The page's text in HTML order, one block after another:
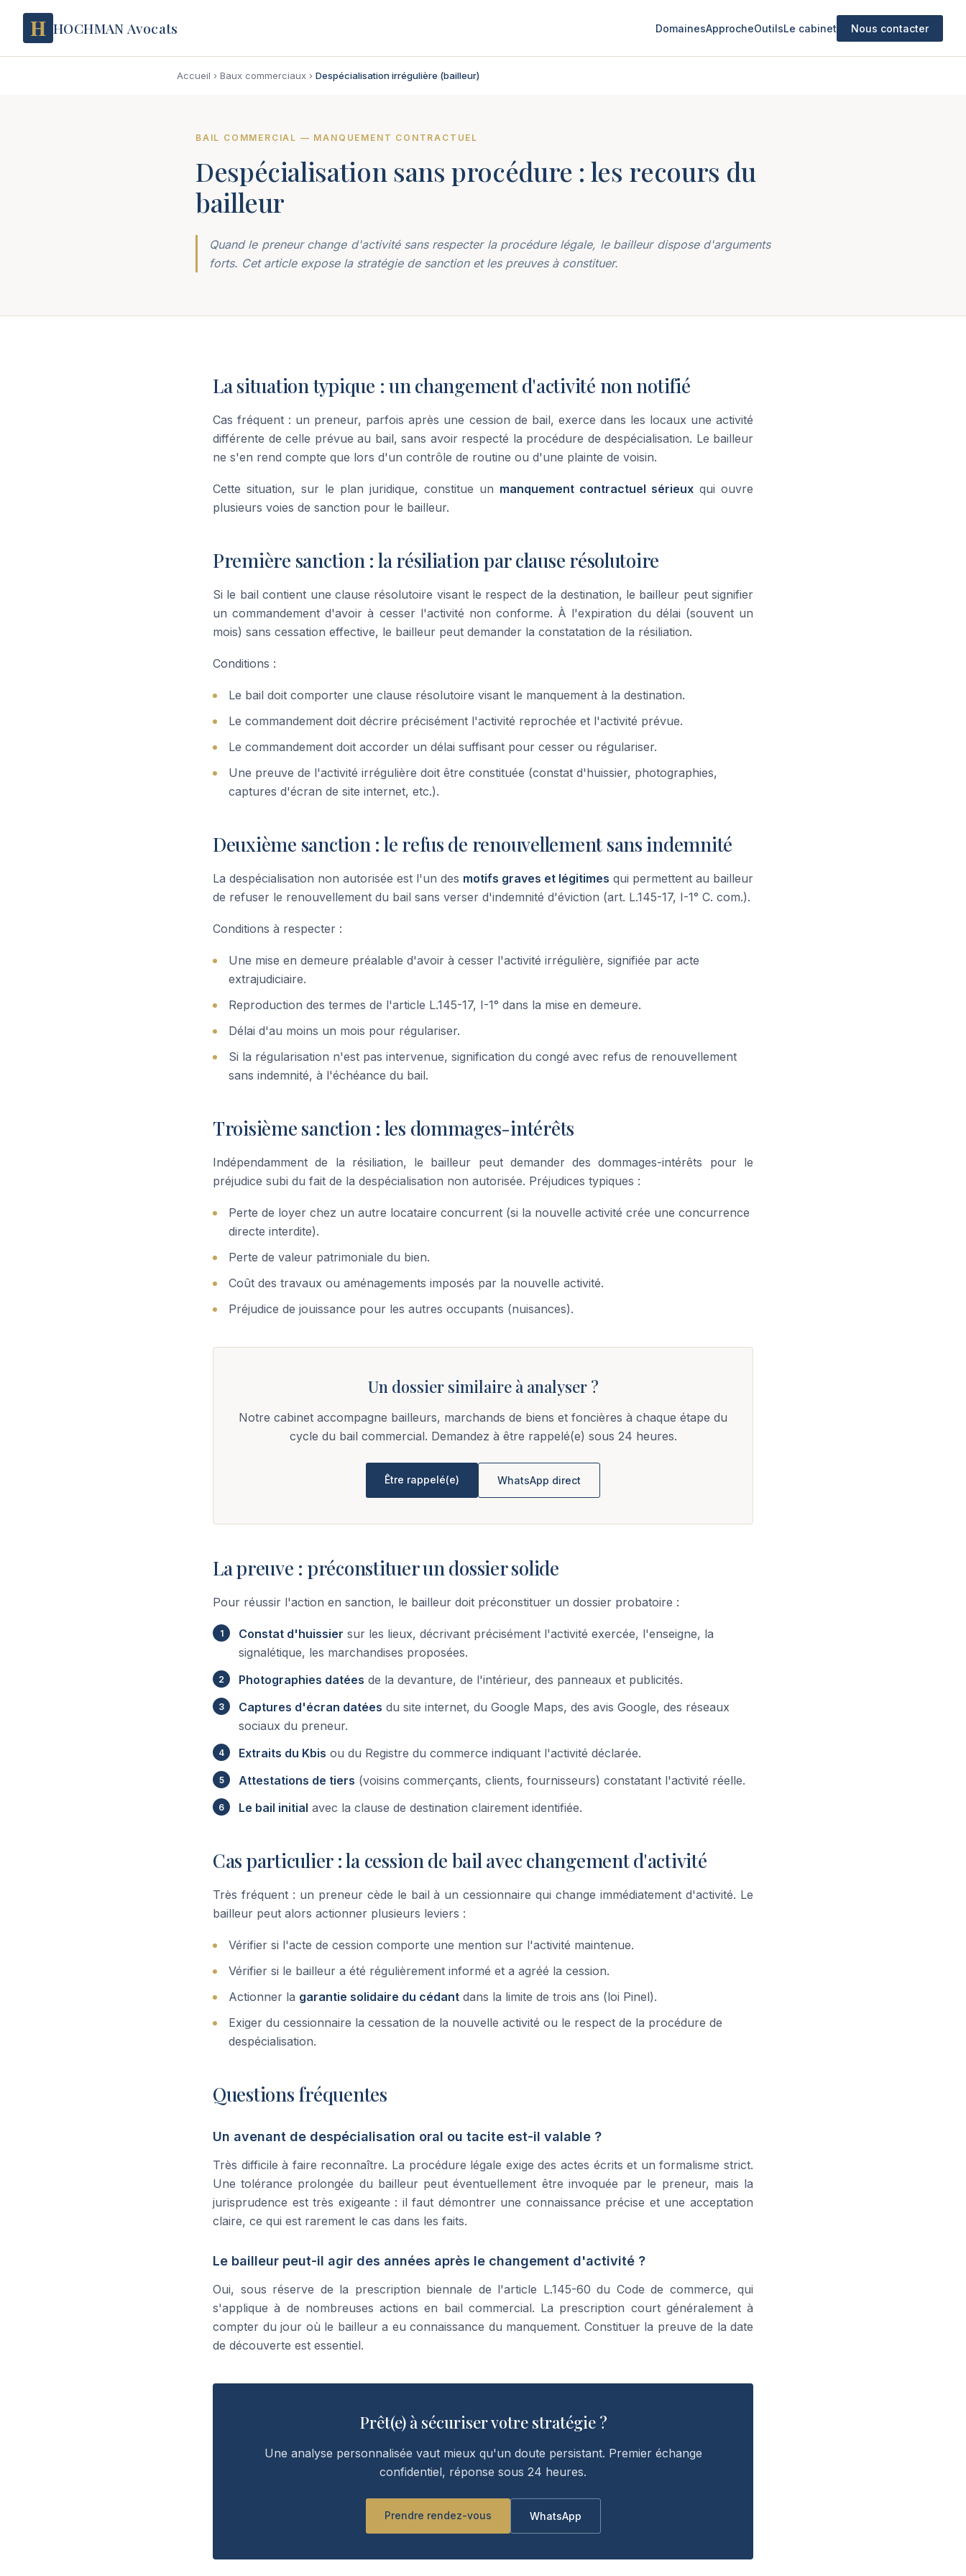
H HOCHMAN Avocats DomainesApprocheOutilsLe cabinet Nous contacter
Accueil › Baux commerciaux › Despécialisation irrégulière (bailleur)
BAIL COMMERCIAL — MANQUEMENT CONTRACTUEL
Despécialisation sans procédure : les recours du
bailleur
Quand le preneur change d'activité sans respecter la procédure légale, le bailleur dispose d'arguments
forts. Cet article expose la stratégie de sanction et les preuves à constituer.
La situation typique : un changement d'activité non notifié
Cas fréquent : un preneur, parfois après une cession de bail, exerce dans les locaux une activité
différente de celle prévue au bail, sans avoir respecté la procédure de despécialisation. Le bailleur
ne s'en rend compte que lors d'un contrôle de routine ou d'une plainte de voisin.
Cette situation, sur le plan juridique, constitue un manquement contractuel sérieux qui ouvre
plusieurs voies de sanction pour le bailleur.
Première sanction : la résiliation par clause résolutoire
Si le bail contient une clause résolutoire visant le respect de la destination, le bailleur peut signifier
un commandement d'avoir à cesser l'activité non conforme. À l'expiration du délai (souvent un
mois) sans cessation effective, le bailleur peut demander la constatation de la résiliation.
Conditions :
Le bail doit comporter une clause résolutoire visant le manquement à la destination.
Le commandement doit décrire précisément l'activité reprochée et l'activité prévue.
Le commandement doit accorder un délai suffisant pour cesser ou régulariser.
Une preuve de l'activité irrégulière doit être constituée (constat d'huissier, photographies,
captures d'écran de site internet, etc.).
Deuxième sanction : le refus de renouvellement sans indemnité
La despécialisation non autorisée est l'un des motifs graves et légitimes qui permettent au bailleur
de refuser le renouvellement du bail sans verser d'indemnité d'éviction (art. L.145-17, I-1° C. com.).
Conditions à respecter :
Une mise en demeure préalable d'avoir à cesser l'activité irrégulière, signifiée par acte
extrajudiciaire.
Reproduction des termes de l'article L.145-17, I-1° dans la mise en demeure.
Délai d'au moins un mois pour régulariser.
Si la régularisation n'est pas intervenue, signification du congé avec refus de renouvellement
sans indemnité, à l'échéance du bail.
Troisième sanction : les dommages-intérêts
Indépendamment de la résiliation, le bailleur peut demander des dommages-intérêts pour le
préjudice subi du fait de la despécialisation non autorisée. Préjudices typiques :
Perte de loyer chez un autre locataire concurrent (si la nouvelle activité crée une concurrence
directe interdite).
Perte de valeur patrimoniale du bien.
Coût des travaux ou aménagements imposés par la nouvelle activité.
Préjudice de jouissance pour les autres occupants (nuisances).
Un dossier similaire à analyser ?
Notre cabinet accompagne bailleurs, marchands de biens et foncières à chaque étape du
cycle du bail commercial. Demandez à être rappelé(e) sous 24 heures.
Être rappelé(e) WhatsApp direct
La preuve : préconstituer un dossier solide
Pour réussir l'action en sanction, le bailleur doit préconstituer un dossier probatoire :
Constat d'huissier sur les lieux, décrivant précisément l'activité exercée, l'enseigne, la
signalétique, les marchandises proposées.
Photographies datées de la devanture, de l'intérieur, des panneaux et publicités.
Captures d'écran datées du site internet, du Google Maps, des avis Google, des réseaux
sociaux du preneur.
Extraits du Kbis ou du Registre du commerce indiquant l'activité déclarée.
Attestations de tiers (voisins commerçants, clients, fournisseurs) constatant l'activité réelle.
Le bail initial avec la clause de destination clairement identifiée.
Cas particulier : la cession de bail avec changement d'activité
Très fréquent : un preneur cède le bail à un cessionnaire qui change immédiatement d'activité. Le
bailleur peut alors actionner plusieurs leviers :
Vérifier si l'acte de cession comporte une mention sur l'activité maintenue.
Vérifier si le bailleur a été régulièrement informé et a agréé la cession.
Actionner la garantie solidaire du cédant dans la limite de trois ans (loi Pinel).
Exiger du cessionnaire la cessation de la nouvelle activité ou le respect de la procédure de
despécialisation.
Questions fréquentes
Un avenant de despécialisation oral ou tacite est-il valable ?
Très difficile à faire reconnaître. La procédure légale exige des actes écrits et un formalisme strict.
Une tolérance prolongée du bailleur peut éventuellement être invoquée par le preneur, mais la
jurisprudence est très exigeante : il faut démontrer une connaissance précise et une acceptation
claire, ce qui est rarement le cas dans les faits.
Le bailleur peut-il agir des années après le changement d'activité ?
Oui, sous réserve de la prescription biennale de l'article L.145-60 du Code de commerce, qui
s'applique à de nombreuses actions en bail commercial. La prescription court généralement à
compter du jour où le bailleur a eu connaissance du manquement. Constituer la preuve de la date
de découverte est essentiel.
Prêt(e) à sécuriser votre stratégie ?
Une analyse personnalisée vaut mieux qu'un doute persistant. Premier échange
confidentiel, réponse sous 24 heures.
Prendre rendez-vous WhatsApp